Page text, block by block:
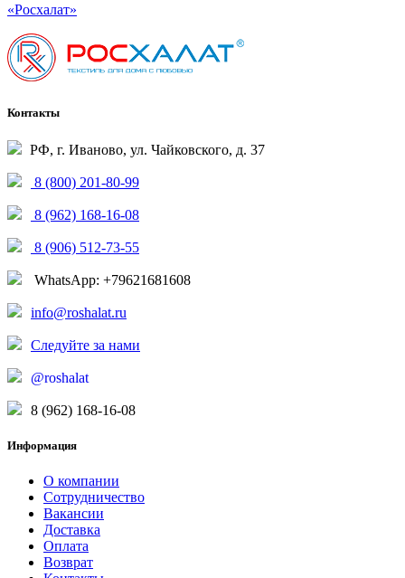
«Росхалат»
Контакты
РФ, г. Иваново, ул. Чайковского, д. 37
8 (800) 201-80-99
8 (962) 168-16-08
8 (906) 512-73-55
WhatsApp: +79621681608
info@roshalat.ru
Следуйте за нами
@roshalat
8 (962) 168-16-08
Информация
О компании
Сотрудничество
Вакансии
Доставка
Оплата
Возврат